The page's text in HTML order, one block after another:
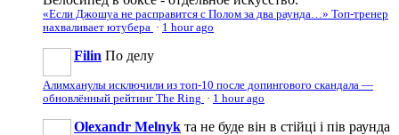
«Если Джошуа не расправится с Полом за два раунда…» Топ-тренер
нахваливает ютубера · 1 hour ago
Filin По делу
Алимханулы исключили из топ-10 после допингового скандала —
обновлённый рейтинг The Ring · 1 hour ago
Olexandr Melnyk та не буде він в стійці і пів раунда